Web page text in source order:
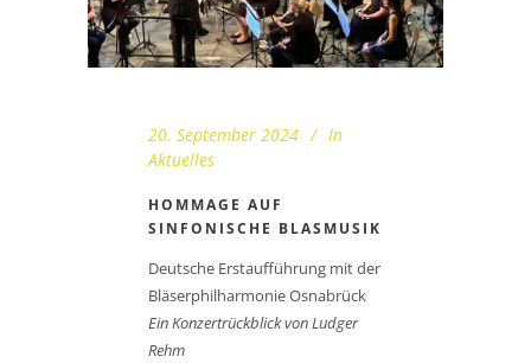
20. September 2024
In
Aktuelles
HOMMAGE AUF
SINFONISCHE BLASMUSIK
Deutsche Erstaufführung mit der
Bläserphilharmonie Osnabrück
Ein Konzertrückblick von Ludger
Rehm